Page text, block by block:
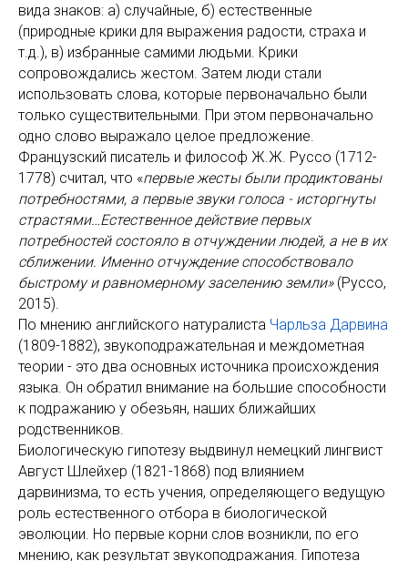
вида знаков: а) случайные, б) естественные
(природные крики для выражения радости, страха и
т.д.), в) избранные самими людьми. Крики
сопровождались жестом. Затем люди стали
использовать слова, которые первоначально были
только существительными. При этом первоначально
одно слово выражало целое предложение.
Французский писатель и философ Ж.Ж. Руссо (1712-
1778) считал, что «первые жесты были продиктованы
потребностями, а первые звуки голоса - исторгнуты
страстями…Естественное действие первых
потребностей состояло в отчуждении людей, а не в их
сближении. Именно отчуждение способствовало
быстрому и равномерному заселению земли» (Руссо,
2015).
По мнению английского натуралиста Чарльза Дарвина
(1809-1882), звукоподражательная и междометная
теории - это два основных источника происхождения
языка. Он обратил внимание на большие способности
к подражанию у обезьян, наших ближайших
родственников.
Биологическую гипотезу выдвинул немецкий лингвист
Август Шлейхер (1821-1868) под влиянием
дарвинизма, то есть учения, определяющего ведущую
роль естественного отбора в биологической
эволюции. Но первые корни слов возникли, по его
мнению, как результат звукоподражания. Гипотеза